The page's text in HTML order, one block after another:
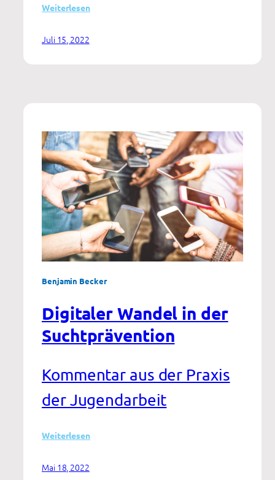
Weiterlesen:
Kinder
Juli 15, 2022
Benjamin Becker
Digitaler Wandel in der
Suchtprävention
Kommentar aus der Praxis
der Jugendarbeit
Weiterlesen:
in
Mai 18, 2022